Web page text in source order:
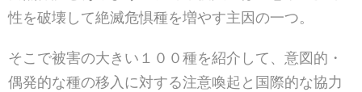
性を破壊して絶滅危惧種を増やす主因の一つ。
そこで被害の大きい１００種を紹介して、意図的・
偶発的な種の移入に対する注意喚起と国際的な協力